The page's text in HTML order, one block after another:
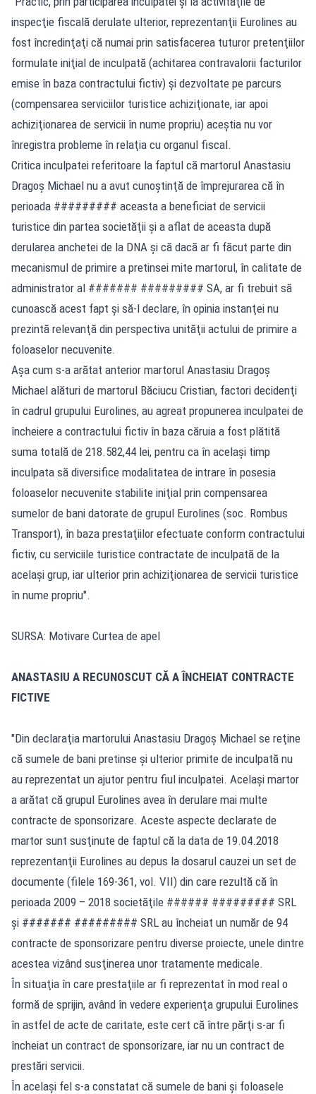
inspecţie fiscală derulate ulterior, reprezentanţii Eurolines au
fost încredinţaţi că numai prin satisfacerea tuturor pretenţiilor
formulate iniţial de inculpată (achitarea contravalorii facturilor
emise în baza contractului fictiv) şi dezvoltate pe parcurs
(compensarea serviciilor turistice achiziţionate, iar apoi
achiziţionarea de servicii în nume propriu) aceştia nu vor
înregistra probleme în relaţia cu organul fiscal.
Critica inculpatei referitoare la faptul că martorul Anastasiu
Dragoş Michael nu a avut cunoştinţă de împrejurarea că în
perioada ######### aceasta a beneficiat de servicii
turistice din partea societăţii şi a aflat de aceasta după
derularea anchetei de la DNA şi că dacă ar fi făcut parte din
mecanismul de primire a pretinsei mite martorul, în calitate de
administrator al ####### ######### SA, ar fi trebuit să
cunoască acest fapt şi să-l declare, în opinia instanţei nu
prezintă relevanţă din perspectiva unităţii actului de primire a
foloaselor necuvenite.
Aşa cum s-a arătat anterior martorul Anastasiu Dragoş
Michael alături de martorul Băciucu Cristian, factori decidenţi
în cadrul grupului Eurolines, au agreat propunerea inculpatei de
încheiere a contractului fictiv în baza căruia a fost plătită
suma totală de 218.582,44 lei, pentru ca în acelaşi timp
inculpata să diversifice modalitatea de intrare în posesia
foloaselor necuvenite stabilite iniţial prin compensarea
sumelor de bani datorate de grupul Eurolines (soc. Rombus
Transport), în baza prestaţiilor efectuate conform contractului
fictiv, cu serviciile turistice contractate de inculpată de la
acelaşi grup, iar ulterior prin achiziţionarea de servicii turistice
în nume propriu".
SURSA: Motivare Curtea de apel
ANASTASIU A RECUNOSCUT CĂ A ÎNCHEIAT CONTRACTE
FICTIVE
"Din declaraţia martorului Anastasiu Dragoş Michael se reţine
că sumele de bani pretinse şi ulterior primite de inculpată nu
au reprezentat un ajutor pentru fiul inculpatei. Acelaşi martor
a arătat că grupul Eurolines avea în derulare mai multe
contracte de sponsorizare. Aceste aspecte declarate de
martor sunt susţinute de faptul că la data de 19.04.2018
reprezentanţii Eurolines au depus la dosarul cauzei un set de
documente (filele 169-361, vol. VII) din care rezultă că în
perioada 2009 – 2018 societăţile ###### ######### SRL
şi ####### ######### SRL au încheiat un număr de 94
contracte de sponsorizare pentru diverse proiecte, unele dintre
acestea vizând susţinerea unor tratamente medicale.
În situaţia în care prestaţiile ar fi reprezentat în mod real o
formă de sprijin, având în vedere experienţa grupului Eurolines
în astfel de acte de caritate, este cert că între părţi s-ar fi
încheiat un contract de sponsorizare, iar nu un contract de
prestări servicii.
În acelaşi fel s-a constatat că sumele de bani şi foloasele